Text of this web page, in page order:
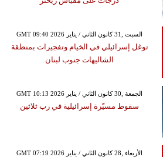
GMT 09:40 2026 السبت ,31 كانون الثاني / يناير
توغل إسرائيلي في الخيام وتفجيرات بمنطقة
الشاليهات جنوب لبنان
GMT 10:13 2026 الجمعة ,30 كانون الثاني / يناير
سقوط مسيّرة إسرائيلية في رب ثلاثين
GMT 07:19 2026 الأربعاء ,28 كانون الثاني / يناير